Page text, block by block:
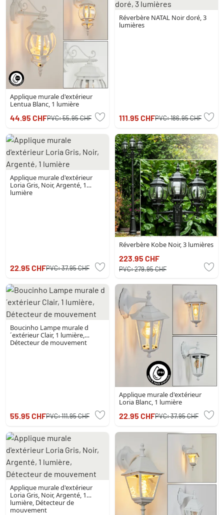
Applique murale d'extérieur
Lentua Blanc, 1 lumière
44.95 CHFPVC:55.95 CHF
Réverbère NATAL Noir doré, 3
lumières
111.95 CHFPVC:186.95 CHF
Applique murale d'extérieur
Loria Gris, Noir, Argenté, 1
lumière
22.95 CHFPVC:37.95 CHF
Réverbère Kobe Noir, 3 lumières
223.95 CHF
PVC:279.95 CHF
Boucinho Lampe murale d
´extérieur Clair, 1 lumière,
Détecteur de mouvement
55.95 CHFPVC:111.95 CHF
Applique murale d'extérieur
Loria Blanc, 1 lumière
22.95 CHFPVC:37.95 CHF
Applique murale d'extérieur
Loria Gris, Noir, Argenté, 1
lumière, Détecteur de
mouvement